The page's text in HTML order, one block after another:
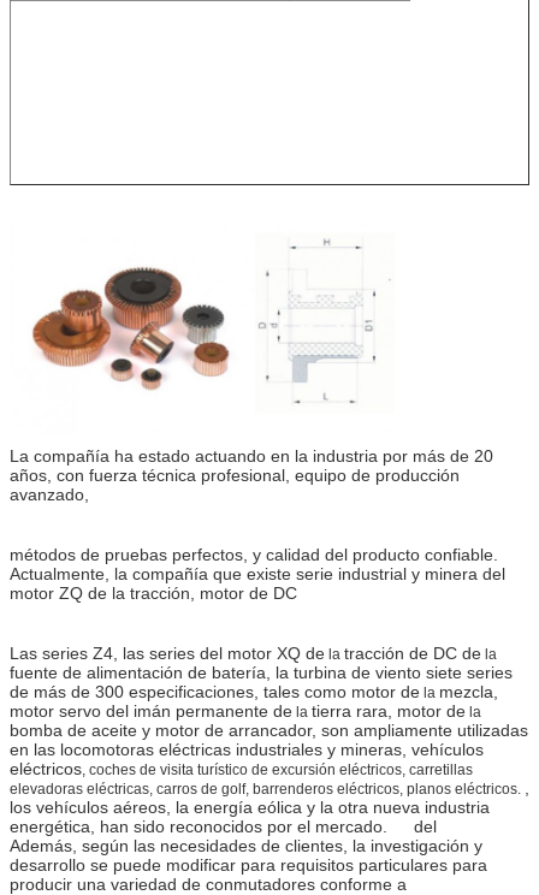
La compañía ha estado actuando en la industria por más de 20
años, con fuerza técnica profesional, equipo de producción
avanzado,
métodos de pruebas perfectos, y calidad del producto confiable.
Actualmente, la compañía que existe serie industrial y minera del
motor ZQ de la tracción, motor de DC
Las series Z4, las series del motor XQ de la tracción de DC de la
fuente de alimentación de batería, la turbina de viento siete series
de más de 300 especificaciones, tales como motor de la mezcla,
motor servo del imán permanente de la tierra rara, motor de la
bomba de aceite y motor de arrancador, son ampliamente utilizadas
en las locomotoras eléctricas industriales y mineras, vehículos
eléctricos, coches de visita turístico de excursión eléctricos, carretillas
elevadoras eléctricas, carros de golf, barrenderos eléctricos, planos eléctricos.
los vehículos aéreos, la energía eólica y la otra nueva industria
energética, han sido reconocidos por el mercado.
del
Además, según las necesidades de clientes, la investigación y
desarrollo se puede modificar para requisitos particulares para
producir una variedad de conmutadores conforme a